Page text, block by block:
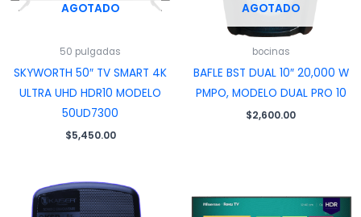
AGOTADO
50 pulgadas
SKYWORTH 50″ TV SMART 4K
ULTRA UHD HDR10 MODELO
50UD7300
$5,450.00
AGOTADO
bocinas
BAFLE BST DUAL 10″ 20,000 W
PMPO, MODELO DUAL PRO 10
$2,600.00